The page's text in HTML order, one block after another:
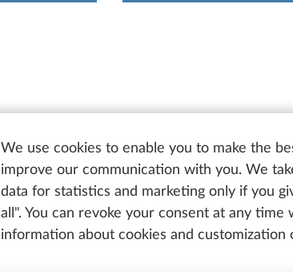
We use cookies to enable you to make the
improve our communication with you. We
data for statistics and marketing only if you
all". You can revoke your consent at any
information about cookies and
Kataloger